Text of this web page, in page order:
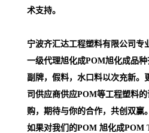
术支持。
宁波齐汇达工程塑料有限公司专
一级代理旭化成POM旭化成品
副牌，假料，水口料以次充新。
司供应商供应POM等工程塑料
购，期待与你的合作，共创双赢。
如果对我们的POM 旭化成POM